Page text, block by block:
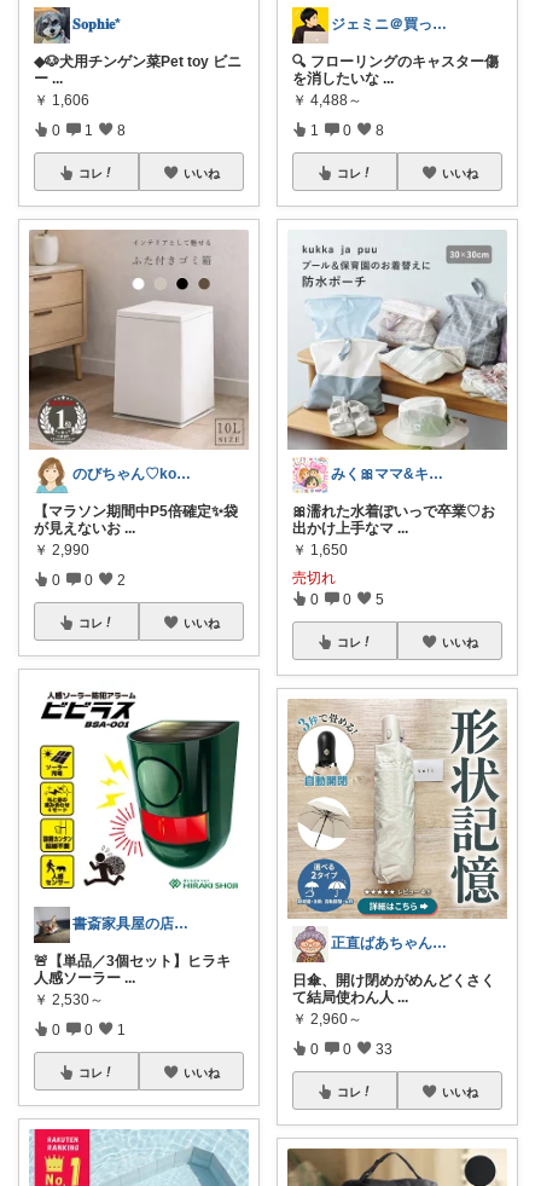
𝐒𝐨𝐩𝐡𝐢𝐞*
◆🐶犬用チンゲン菜Pet toy ビニ
ー ...
￥ 1,606
0 1 8
コレ いいね
のびちゃん♡korati
【マラソン期間中P5倍確定✨袋
が見えないお ...
￥ 2,990
0 0 2
コレ いいね
書斎家具屋の店長奥田
🚨【単品／3個セット】ヒラキ
人感ソーラー ...
￥ 2,530～
0 0 1
コレ いいね
ジェミニ＠買って後悔しないガジェット部屋
🔍 フローリングのキャスター傷
を消したいな ...
￥ 4,488～
1 0 8
コレ いいね
みく🎀ママ&キッズグッズ🎁
🎀濡れた水着ぽいっで卒業♡お
出かけ上手なマ ...
￥ 1,650
売切れ
0 0 5
コレ いいね
正直ばあちゃん🍊【子育て世代の味方】
日傘、開け閉めがめんどくさく
て結局使わん人 ...
￥ 2,960～
0 0 33
コレ いいね